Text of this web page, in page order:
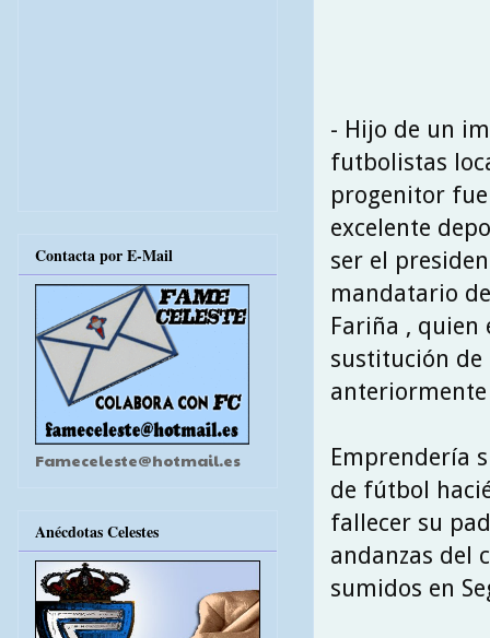
- Hijo de un
futbolistas
progenitor
excelente
ser el
mandatario
Fariña , quien
sustitución de
Emprendería
de fútbol
fallecer su
andanzas del
sumidos en
Contacta por E-Mail
Fameceleste@hotmail.es
Anécdotas Celestes